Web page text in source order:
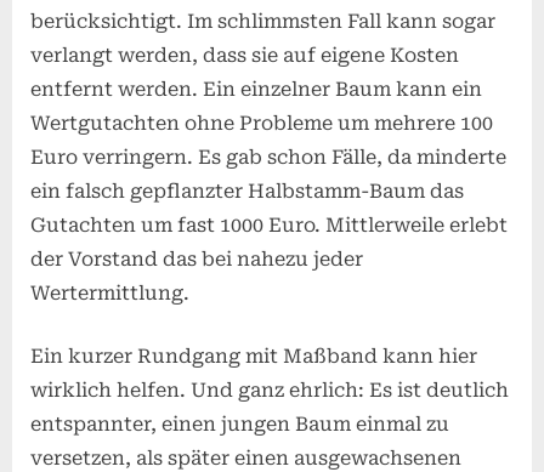
berücksichtigt. Im schlimmsten Fall kann sogar
verlangt werden, dass sie auf eigene Kosten
entfernt werden. Ein einzelner Baum kann ein
Wertgutachten ohne Probleme um mehrere 100
Euro verringern. Es gab schon Fälle, da minderte
ein falsch gepflanzter Halbstamm-Baum das
Gutachten um fast 1000 Euro. Mittlerweile erlebt
der Vorstand das bei nahezu jeder
Wertermittlung.
Ein kurzer Rundgang mit Maßband kann hier
wirklich helfen. Und ganz ehrlich: Es ist deutlich
entspannter, einen jungen Baum einmal zu
versetzen, als später einen ausgewachsenen